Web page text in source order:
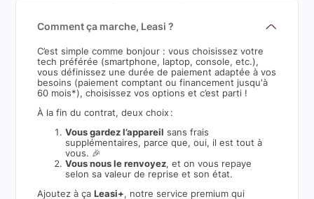
Comment ça marche, Leasi ?
C’est simple comme bonjour : vous choisissez votre
tech préférée (smartphone, laptop, console, etc.),
vous définissez une durée de paiement adaptée à vos
besoins (paiement comptant ou financement jusqu'à
60 mois*), choisissez vos options et c’est parti !
À la fin du contrat, deux choix :
Vous gardez l’appareil sans frais
supplémentaires, parce que, oui, il est tout à
vous. 🎉
Vous nous le renvoyez, et on vous repaye
selon sa valeur de reprise et son état.
Ajoutez à ça Leasi+, notre service premium qui